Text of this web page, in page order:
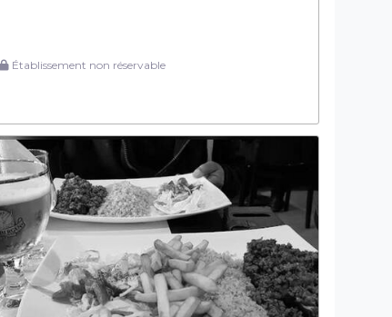
Établissement non réservable